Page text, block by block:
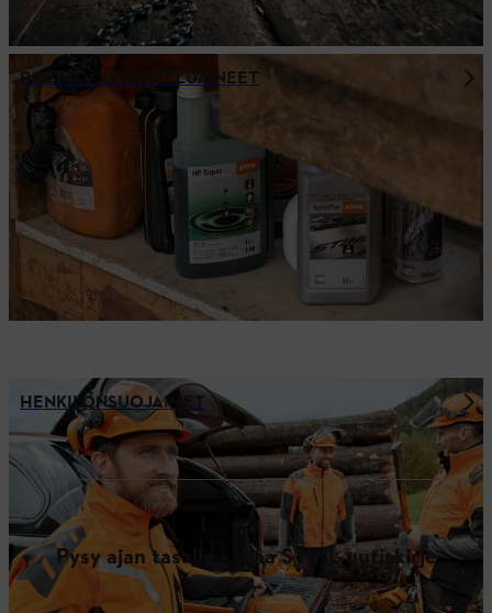
POLTTO- JA VOITELUAINEET
HENKILÖNSUOJAIMET
Pysy ajan tasalla – tilaa STIHL uutiskirje